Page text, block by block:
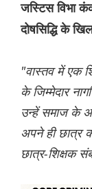
जस्टिस विभा
दोषसिद्धि के
"वास्तव में एक
के जिम्मेदार
उन्हें समाज के
अपने ही छात्र
छात्र-शिक्षक